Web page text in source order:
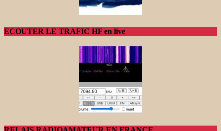
ECOUTER LE TRAFIC HF en live